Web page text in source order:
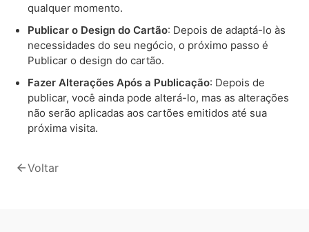
qualquer momento.
Publicar o Design do Cartão: Depois de adaptá-lo às
necessidades do seu negócio, o próximo passo é
Publicar o design do cartão.
Fazer Alterações Após a Publicação: Depois de
publicar, você ainda pode alterá-lo, mas as alterações
não serão aplicadas aos cartões emitidos até sua
próxima visita.
arrow_backVoltar